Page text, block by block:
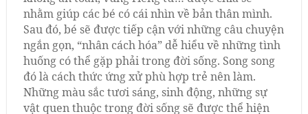
nhằm giúp các bé có cái nhìn về bản thân mình.
Sau đó, bé sẽ được tiếp cận với những câu chuyện
ngắn gọn, “nhân cách hóa” dễ hiểu về những tình
huống có thể gặp phải trong đời sống. Song song
đó là cách thức ứng xử phù hợp trẻ nên làm.
Những màu sắc tươi sáng, sinh động, những sự
vật quen thuộc trong đời sống sẽ được thể hiện